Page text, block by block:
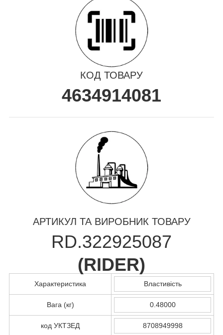
КОД ТОВАРУ
4634914081
АРТИКУЛ ТА ВИРОБНИК ТОВАРУ
RD.322925087
(RIDER)
Характеристика Властивість
Вага (кг) 0.48000
код УКТЗЕД 8708949998